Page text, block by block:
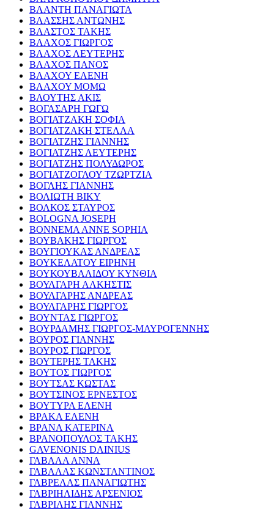
ΒΛΑΝΤΗ ΠΑΝΑΓΙΩΤΑ
ΒΛΑΣΣΗΣ ΑΝΤΩΝΗΣ
ΒΛΑΣΤΟΣ ΤΑΚΗΣ
ΒΛΑΧΟΣ ΓΙΩΡΓΟΣ
ΒΛΑΧΟΣ ΛΕΥΤΕΡΗΣ
ΒΛΑΧΟΣ ΠΑΝΟΣ
ΒΛΑΧΟΥ ΕΛΕΝΗ
ΒΛΑΧΟΥ ΜΟΜΩ
ΒΛΟΥΤΗΣ ΑΚΙΣ
ΒΟΓΑΣΑΡΗ ΓΩΓΩ
ΒΟΓΙΑΤΖΑΚΗ ΣΟΦΙΑ
ΒΟΓΙΑΤΖΑΚΗ ΣΤΕΛΛΑ
ΒΟΓΙΑΤΖΗΣ ΓΙΑΝΝΗΣ
ΒΟΓΙΑΤΖΗΣ ΛΕΥΤΕΡΗΣ
ΒΟΓΙΑΤΖΗΣ ΠΟΛΥΔΩΡΟΣ
ΒΟΓΙΑΤΖΟΓΛΟΥ ΤΖΩΡΤΖΙΑ
ΒΟΓΛΗΣ ΓΙΑΝΝΗΣ
ΒΟΛΙΩΤΗ ΒΙΚΥ
ΒΟΛΚΟΣ ΣΤΑΥΡΟΣ
BOLOGNA JOSEPH
BONNEMA ANNE SOPHIA
ΒΟΥΒΑΚΗΣ ΓΙΩΡΓΟΣ
ΒΟΥΓΙΟΥΚΑΣ ΑΝΔΡΕΑΣ
ΒΟΥΚΕΛΑΤΟΥ ΕΙΡΗΝΗ
ΒΟΥΚΟΥΒΑΛΙΔΟΥ ΚΥΝΘΙΑ
ΒΟΥΛΓΑΡΗ ΑΛΚΗΣΤΙΣ
ΒΟΥΛΓΑΡΗΣ ΑΝΔΡΕΑΣ
ΒΟΥΛΓΑΡΗΣ ΓΙΩΡΓΟΣ
ΒΟΥΝΤΑΣ ΓΙΩΡΓΟΣ
ΒΟΥΡΔΑΜΗΣ ΓΙΩΡΓΟΣ-ΜΑΥΡΟΓΕΝΝΗΣ
ΒΟΥΡΟΣ ΓΙΑΝΝΗΣ
ΒΟΥΡΟΣ ΓΙΩΡΓΟΣ
ΒΟΥΤΕΡΗΣ ΤΑΚΗΣ
ΒΟΥΤΟΣ ΓΙΩΡΓΟΣ
ΒΟΥΤΣΑΣ ΚΩΣΤΑΣ
ΒΟΥΤΣΙΝΟΣ ΕΡΝΕΣΤΟΣ
ΒΟΥΤΥΡΑ ΕΛΕΝΗ
ΒΡΑΚΑ ΕΛΕΝΗ
ΒΡΑΝΑ ΚΑΤΕΡΙΝΑ
ΒΡΑΝΟΠΟΥΛΟΣ ΤΑΚΗΣ
GAVENONIS DAINIUS
ΓΑΒΑΛΑ ΑΝΝΑ
ΓΑΒΑΛΑΣ ΚΩΝΣΤΑΝΤΙΝΟΣ
ΓΑΒΡΕΛΑΣ ΠΑΝΑΓΙΩΤΗΣ
ΓΑΒΡΙΗΛΙΔΗΣ ΑΡΣΕΝΙΟΣ
ΓΑΒΡΙΛΗΣ ΓΙΑΝΝΗΣ